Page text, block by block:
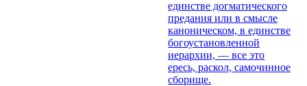
единстве догматического
предания или в смысле
каноническом, в единстве
богоустановленной
иерархии, — все это
ересь, раскол, самочинное
сборище.